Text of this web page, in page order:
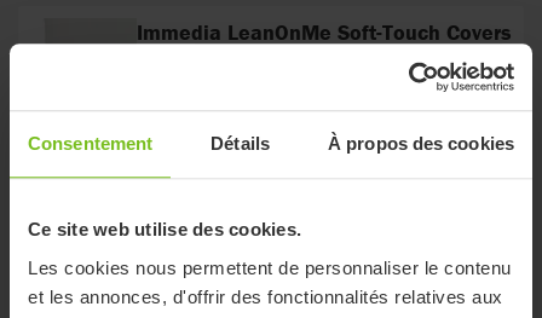
Consentement Détails À propos des cookies
Ce site web utilise des cookies.
Les cookies nous permettent de personnaliser le contenu
et les annonces, d'offrir des fonctionnalités relatives aux
Immedia LeanOnMe Soft-Touch Covers
Housse souple confortable et durable
Immedia LeanOnMe Hygienic Covers